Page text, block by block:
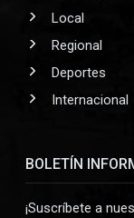
Local
Regional
Deportes
Internacional
BOLETÍN
¡Suscríbete a